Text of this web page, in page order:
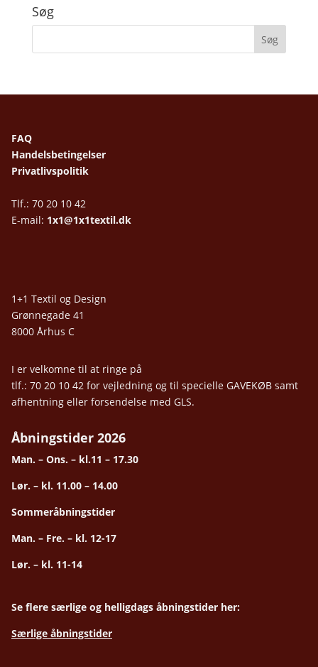
Søg
FAQ
Handelsbetingelser
Privatlivspolitik
Tlf.: 70 20 10 42
E-mail: 1x1@1x1textil.dk
1+1 Textil og Design
Grønnegade 41
8000 Århus C
I er velkomne til at ringe på
tlf.: 70 20 10 42 for vejledning og til specielle GAVEKØB samt
afhentning eller forsendelse med GLS.
Åbningstider 2026
Man. – Ons. – kl.11 – 17.30
Lør. – kl. 11.00 – 14.00
Sommeråbningstider
Man. – Fre. – kl. 12-17
Lør. – kl. 11-14
Se flere særlige og helligdags åbningstider her:
Særlige åbningstider